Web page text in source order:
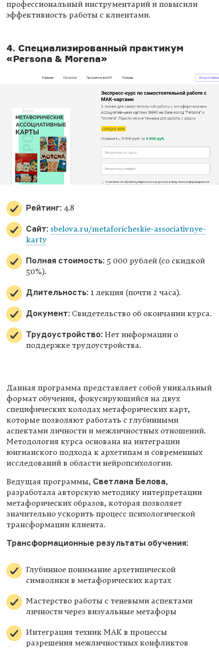
профессиональный инструментарий и повысили
эффективность работы с клиентами.
4. Специализированный практикум
«Persona & Morena»
Рейтинг: 4.8
Сайт: sbelova.ru/metaforicheskie-associativnye-
karty
Полная стоимость: 5 000 рублей (со скидкой
50%).
Длительность: 1 лекция (почти 2 часа).
Документ: Свидетельство об окончании курса.
Трудоустройство: Нет информации о
поддержке трудоустройства.
Данная программа представляет собой уникальный
формат обучения, фокусирующийся на двух
специфических колодах метафорических карт,
которые позволяют работать с глубинными
аспектами личности и межличностных отношений.
Методология курса основана на интеграции
юнгианского подхода к архетипам и современных
исследований в области нейропсихологии.
Ведущая программы, Светлана Белова,
разработала авторскую методику интерпретации
метафорических образов, которая позволяет
значительно ускорить процесс психологической
трансформации клиента.
Трансформационные результаты обучения:
Глубинное понимание архетипической
символики в метафорических картах
Мастерство работы с теневыми аспектами
личности через визуальные метафоры
Интеграция техник МАК в процессы
разрешения межличностных конфликтов